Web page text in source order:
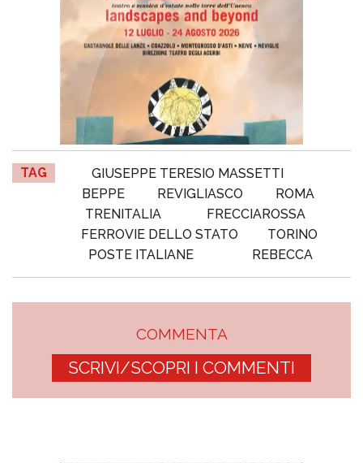
TAG
GIUSEPPE TERESIO MASSETTI
BEPPE
REVIGLIASCO
ROMA
TRENITALIA
FRECCIAROSSA
FERROVIE DELLO STATO
TORINO
POSTE ITALIANE
REBECCA
COMMENTA
SCRIVI/SCOPRI I COMMENTI